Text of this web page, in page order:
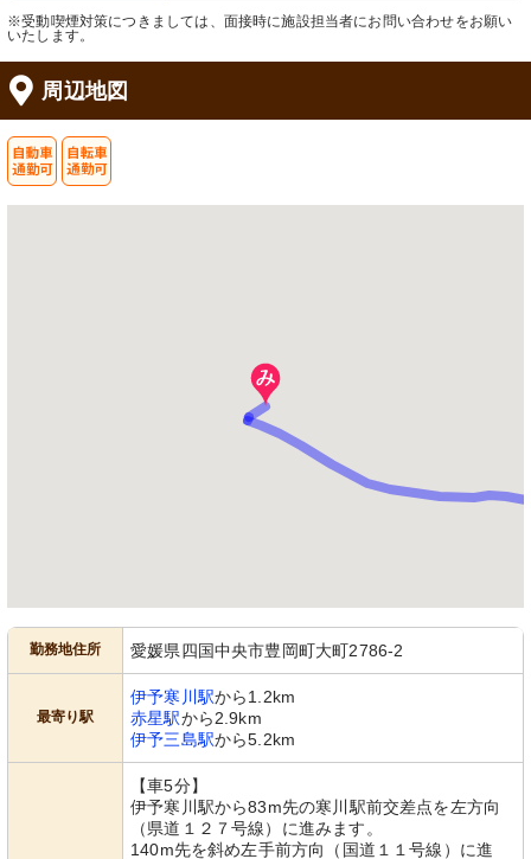
※受動喫煙対策につきましては、面接時に施設担当者にお問い合わせをお願い
いたします。
周辺地図
勤務地住所 愛媛県四国中央市豊岡町大町2786-2
最寄り駅
伊予寒川駅から1.2km
赤星駅から2.9km
伊予三島駅から5.2km
【車5分】
伊予寒川駅から83m先の寒川駅前交差点を左方向
（県道１２７号線）に進みます。
140m先を斜め左手前方向（国道１１号線）に進